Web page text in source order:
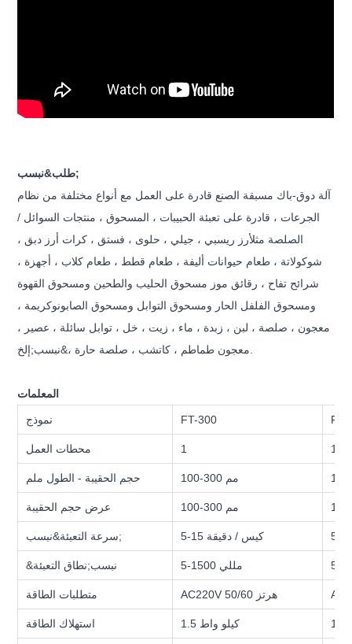
طلب&نبسب;
آلة دوق-باك مسبقة الصنع قادرة على العمل مع أنواع مختلفة من نظام
الجرعات ، قادرة على تعبئة الحبيبات ، المسحوق ، منتجات السوائل /
الصلصة مثلأرز ريسبي ، جيلي ، حلوى ، فستق ، كرات أرز دبق ،
شوكولاتة ، طعام حيوانات أليفة ، طعام قطط ، طعام كلاب ، أجهزة ،
شرائح تفاح ، رقائق موز مسحوق الحليب والطحين ومسحوق القهوة
ومسحوق الفلفل الحار ومسحوق التوابل ومسحوق الصابونوكريمة ،
معجون ، صلصة ، لبن ، زبدة ، ماء ، زيت ، خل ، توابل سائلة ، عصير ،
معجون طماطم ، كاتشب ، صلصة حارة ،
المعلمات
نموذج FT-300 FT-
محطات العمل 1 1
حجم الحقيبة - الطول ملم 100-300 مم
عرض حجم الحقيبة 100-300 مم
سرعة التعبئة&نبسب; 5-15 كيس / دقيقة
&نبسب;نطاق التعبئة 5-1500 مللي 5-
متطلبات الطاقة AC220V 50/60 هرتز
استهلاك الطاقة 1.5 كيلو واط